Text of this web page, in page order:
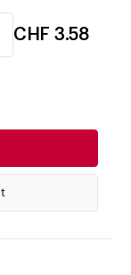
CHF 3.58